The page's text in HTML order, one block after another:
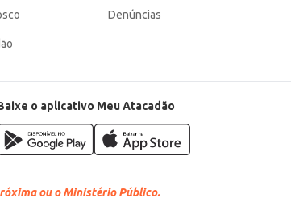
Denúncias
o aplicativo Meu Atacadão
ou o Ministério Público.